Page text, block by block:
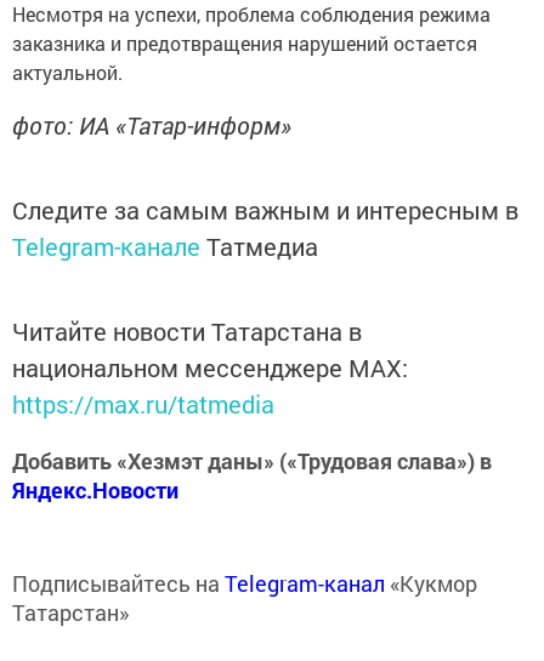
Несмотря на успехи, проблема соблюдения режима
заказника и предотвращения нарушений остается
актуальной.
фото: ИА «Татар-информ»
Следите за самым важным и интересным в
Telegram-канале Татмедиа
Читайте новости Татарстана в
национальном мессенджере MАХ:
https://max.ru/tatmedia
Добавить «Хезмэт даны» («Трудовая слава») в
Яндекс.Новости
Подписывайтесь на Telegram-канал «Кукмор
Татарстан»